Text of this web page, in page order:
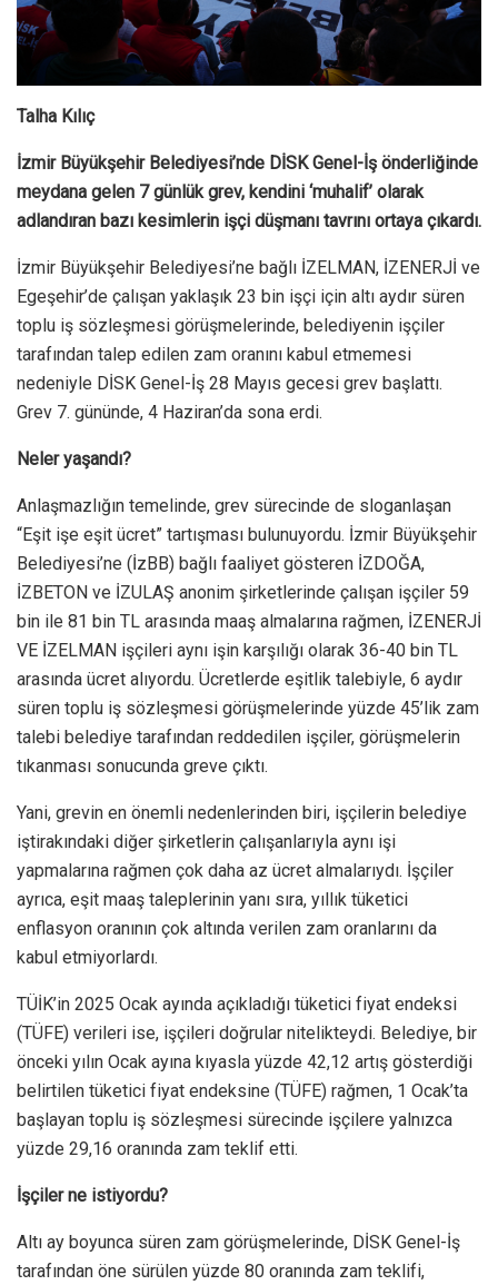
Talha Kılıç
İzmir Büyükşehir Belediyesi’nde DİSK Genel-İş önderliğinde
meydana gelen 7 günlük grev, kendini ‘muhalif’ olarak
adlandıran bazı kesimlerin işçi düşmanı tavrını ortaya çıkardı.
İzmir Büyükşehir Belediyesi’ne bağlı İZELMAN, İZENERJİ ve
Egeşehir’de çalışan yaklaşık 23 bin işçi için altı aydır süren
toplu iş sözleşmesi görüşmelerinde, belediyenin işçiler
tarafından talep edilen zam oranını kabul etmemesi
nedeniyle DİSK Genel-İş 28 Mayıs gecesi grev başlattı.
Grev 7. gününde, 4 Haziran’da sona erdi.
Neler yaşandı?
Anlaşmazlığın temelinde, grev sürecinde de sloganlaşan
“Eşit işe eşit ücret” tartışması bulunuyordu. İzmir Büyükşehir
Belediyesi’ne (İzBB) bağlı faaliyet gösteren İZDOĞA,
İZBETON ve İZULAŞ anonim şirketlerinde çalışan işçiler 59
bin ile 81 bin TL arasında maaş almalarına rağmen, İZENERJİ
VE İZELMAN işçileri aynı işin karşılığı olarak 36-40 bin TL
arasında ücret alıyordu. Ücretlerde eşitlik talebiyle, 6 aydır
süren toplu iş sözleşmesi görüşmelerinde yüzde 45’lik zam
talebi belediye tarafından reddedilen işçiler, görüşmelerin
tıkanması sonucunda greve çıktı.
Yani, grevin en önemli nedenlerinden biri, işçilerin belediye
iştirakındaki diğer şirketlerin çalışanlarıyla aynı işi
yapmalarına rağmen çok daha az ücret almalarıydı. İşçiler
ayrıca, eşit maaş taleplerinin yanı sıra, yıllık tüketici
enflasyon oranının çok altında verilen zam oranlarını da
kabul etmiyorlardı.
TÜİK’in 2025 Ocak ayında açıkladığı tüketici fiyat endeksi
(TÜFE) verileri ise, işçileri doğrular nitelikteydi. Belediye, bir
önceki yılın Ocak ayına kıyasla yüzde 42,12 artış gösterdiği
belirtilen tüketici fiyat endeksine (TÜFE) rağmen, 1 Ocak’ta
başlayan toplu iş sözleşmesi sürecinde işçilere yalnızca
yüzde 29,16 oranında zam teklif etti.
İşçiler ne istiyordu?
Altı ay boyunca süren zam görüşmelerinde, DİSK Genel-İş
tarafından öne sürülen yüzde 80 oranında zam teklifi,